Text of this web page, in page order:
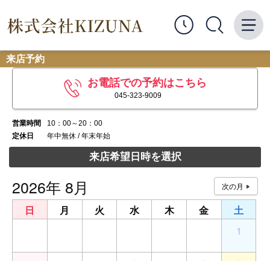
来店予約
お電話での予約はこちら
045-323-9009
営業時間
10：00～20：00
定休日
年中無休 / 年末年始
来店希望日時を選択
2026年 8月
日 月 火 水 木 金
土
1